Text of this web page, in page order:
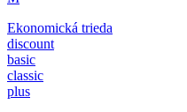
Ekonomická trieda
discount
basic
classic
plus